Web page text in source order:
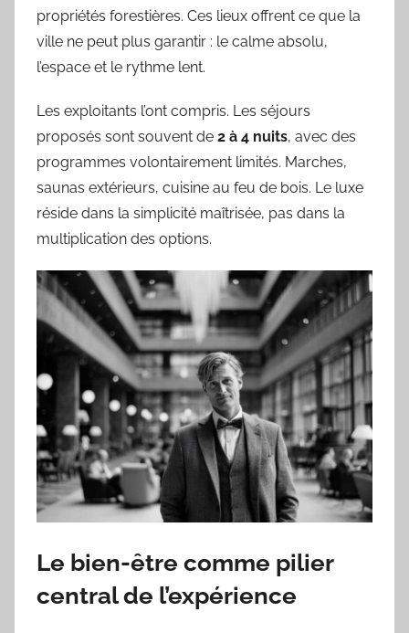
propriétés forestières. Ces lieux offrent ce que la
ville ne peut plus garantir : le calme absolu,
l’espace et le rythme lent.
Les exploitants l’ont compris. Les séjours
proposés sont souvent de 2 à 4 nuits, avec des
programmes volontairement limités. Marches,
saunas extérieurs, cuisine au feu de bois. Le luxe
réside dans la simplicité maîtrisée, pas dans la
multiplication des options.
Le bien-être comme pilier
central de l’expérience